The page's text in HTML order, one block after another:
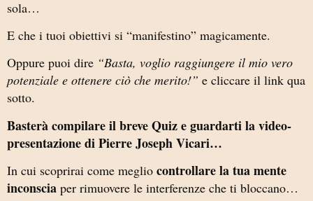
sola…
E che i tuoi obiettivi si “manifestino” magicamente.
Oppure puoi dire “Basta, voglio raggiungere il mio vero
potenziale e ottenere ciò che merito!” e cliccare il link qua
sotto.
Basterà compilare il breve Quiz e guardarti la video-
presentazione di Pierre Joseph Vicari…
In cui scoprirai come meglio controllare la tua mente
inconscia per rimuovere le interferenze che ti bloccano…